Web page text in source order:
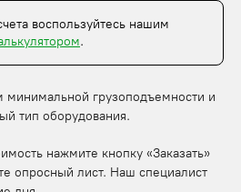
воспользуйтесь нашим
.
минимальной грузоподъемности и
тип оборудования.
нажмите кнопку «Заказать»
опросный лист. Наш специалист